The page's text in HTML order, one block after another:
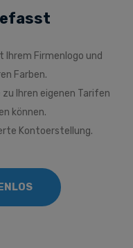
Firmenlogo und
Farben.
zu Ihren eigenen Tarifen
können.
Kontoerstellung.